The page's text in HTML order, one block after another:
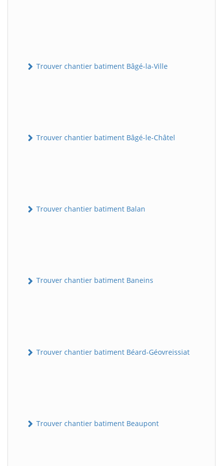
Trouver chantier batiment Bâgé-la-Ville
Trouver chantier batiment Bâgé-le-Châtel
Trouver chantier batiment Balan
Trouver chantier batiment Baneins
Trouver chantier batiment Béard-Géovreissiat
Trouver chantier batiment Beaupont